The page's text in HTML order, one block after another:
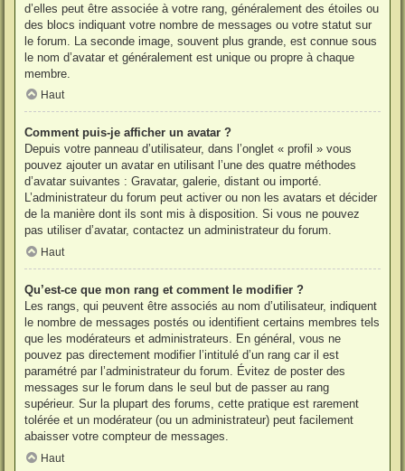
d’elles peut être associée à votre rang, généralement des étoiles ou
des blocs indiquant votre nombre de messages ou votre statut sur
le forum. La seconde image, souvent plus grande, est connue sous
le nom d’avatar et généralement est unique ou propre à chaque
membre.
Haut
Comment puis-je afficher un avatar ?
Depuis votre panneau d’utilisateur, dans l’onglet « profil » vous
pouvez ajouter un avatar en utilisant l’une des quatre méthodes
d’avatar suivantes : Gravatar, galerie, distant ou importé.
L’administrateur du forum peut activer ou non les avatars et décider
de la manière dont ils sont mis à disposition. Si vous ne pouvez
pas utiliser d’avatar, contactez un administrateur du forum.
Haut
Qu’est-ce que mon rang et comment le modifier ?
Les rangs, qui peuvent être associés au nom d’utilisateur, indiquent
le nombre de messages postés ou identifient certains membres tels
que les modérateurs et administrateurs. En général, vous ne
pouvez pas directement modifier l’intitulé d’un rang car il est
paramétré par l’administrateur du forum. Évitez de poster des
messages sur le forum dans le seul but de passer au rang
supérieur. Sur la plupart des forums, cette pratique est rarement
tolérée et un modérateur (ou un administrateur) peut facilement
abaisser votre compteur de messages.
Haut